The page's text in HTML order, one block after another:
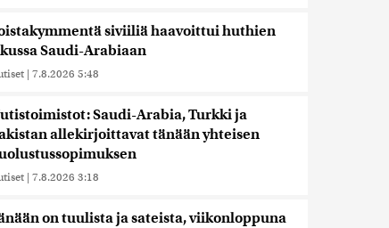
siviiliä haavoittui huthien
Saudi-Arabiaan
| 7.8.2026 5:48
Saudi-Arabia, Turkki ja
allekirjoittavat tänään yhteisen
| 7.8.2026 3:18
on tuulista ja sateista, viikonloppuna